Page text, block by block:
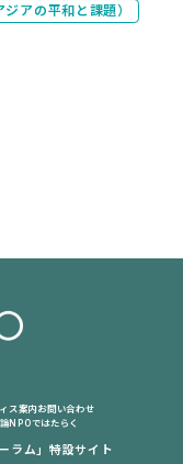
アの平和と課題）
ス案内お問い合わせ
NPOではたらく
ラム」特設サイト